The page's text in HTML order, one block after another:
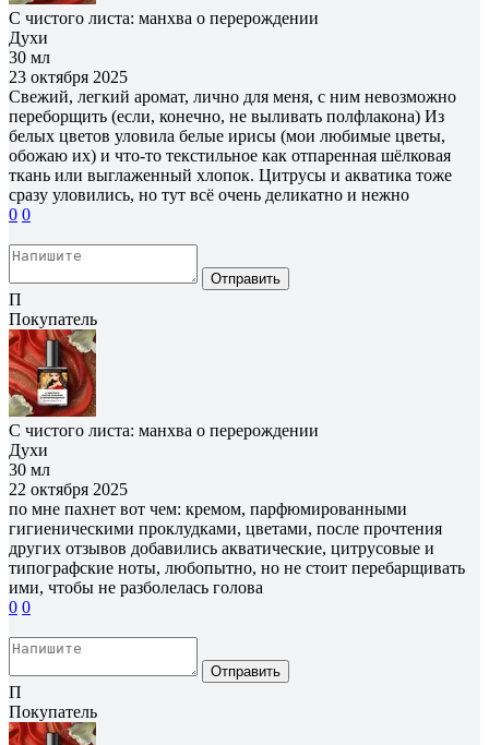
С чистого листа: манхва о перерождении
Духи
30 мл
23 октября 2025
Свежий, легкий аромат, лично для меня, с ним невозможно
переборщить (если, конечно, не выливать полфлакона) Из
белых цветов уловила белые ирисы (мои любимые цветы,
обожаю их) и что-то текстильное как отпаренная шёлковая
ткань или выглаженный хлопок. Цитрусы и акватика тоже
сразу уловились, но тут всё очень деликатно и нежно
0 0
Отправить
П
Покупатель
С чистого листа: манхва о перерождении
Духи
30 мл
22 октября 2025
по мне пахнет вот чем: кремом, парфюмированными
гигиеническими проклудками, цветами, после прочтения
других отзывов добавились акватические, цитрусовые и
типографские ноты, любопытно, но не стоит перебарщивать
ими, чтобы не разболелась голова
0 0
Отправить
П
Покупатель